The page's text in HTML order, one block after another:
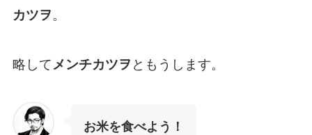
カツヲ。
略して メンチカツヲ ともうします。
お米を食べよう！